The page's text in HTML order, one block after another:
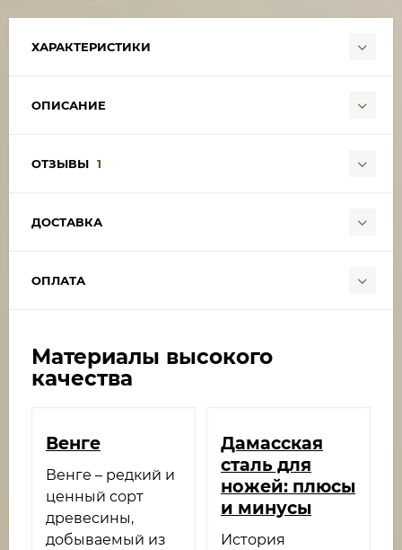
ХАРАКТЕРИСТИКИ
ОПИСАНИЕ
ОТЗЫВЫ 1
ДОСТАВКА
ОПЛАТА
Материалы высокого
качества
Венге​
Венге – редкий и
ценный сорт
древесины,
добываемый из
Дамасская
сталь для
ножей: плюсы
и минусы
История